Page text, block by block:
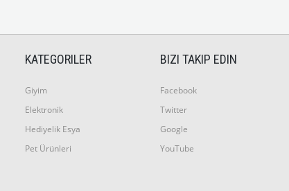
KATEGORILER
Giyim
Elektronik
Hediyelik Esya
Pet Ürünleri
BIZI TAKIP EDIN
Facebook
Twitter
Google
YouTube